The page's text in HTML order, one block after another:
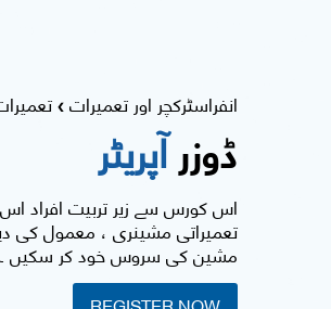
انفراسٹرکچر اور تعمیرات ❯
ڈوزرآپریٹر
اس کورس سے زیر تربیت افراد اس
تعمیراتی مشینری ، معمول کی
مشین کی سروس خود کر سکیں ۔